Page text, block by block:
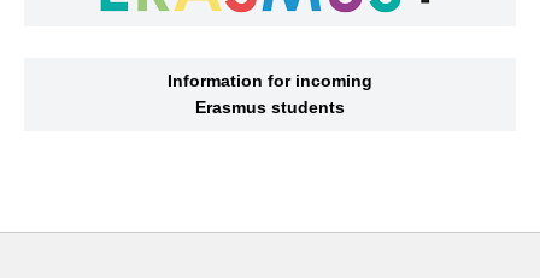
Information for incoming
Erasmus students